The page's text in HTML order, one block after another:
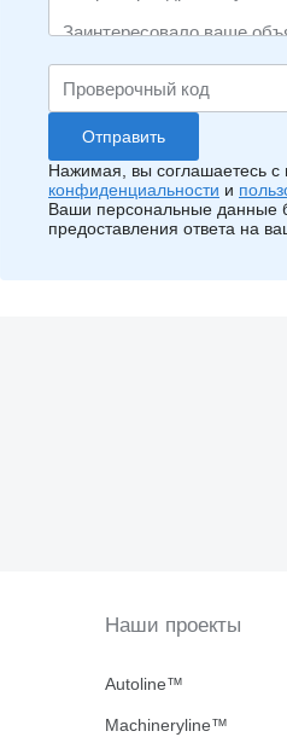
Нажимая, вы соглашаетесь с
конфиденциальности и
Ваши персональные данные
предоставления ответа на
Наши проекты
Autoline™
Machineryline™